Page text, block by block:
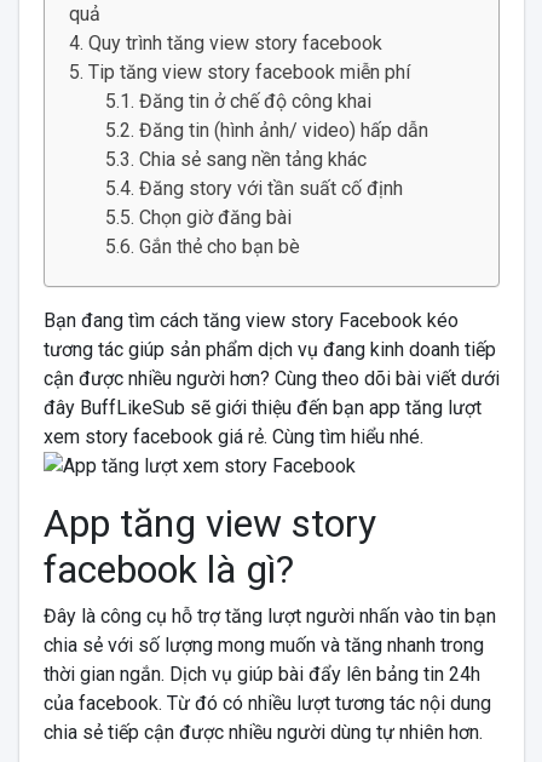
quả
Quy trình tăng view story facebook
Tip tăng view story facebook miễn phí
Đăng tin ở chế độ công khai
Đăng tin (hình ảnh/ video) hấp dẫn
Chia sẻ sang nền tảng khác
Đăng story với tần suất cố định
Chọn giờ đăng bài
Gắn thẻ cho bạn bè
Bạn đang tìm cách tăng view story Facebook kéo
tương tác giúp sản phẩm dịch vụ đang kinh doanh tiếp
cận được nhiều người hơn? Cùng theo dõi bài viết dưới
đây BuffLikeSub sẽ giới thiệu đến bạn app tăng lượt
xem story facebook giá rẻ. Cùng tìm hiểu nhé.
App tăng view story
facebook là gì?
Đây là công cụ hỗ trợ tăng lượt người nhấn vào tin bạn
chia sẻ với số lượng mong muốn và tăng nhanh trong
thời gian ngắn. Dịch vụ giúp bài đẩy lên bảng tin 24h
của facebook. Từ đó có nhiều lượt tương tác nội dung
chia sẻ tiếp cận được nhiều người dùng tự nhiên hơn.